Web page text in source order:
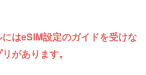
はeSIM設定のガイドを受けな
があります。